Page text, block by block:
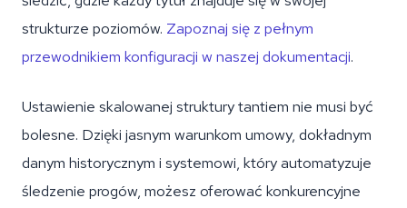
strukturze poziomów. Zapoznaj się z pełnym
przewodnikiem konfiguracji w naszej dokumentacji.
Ustawienie skalowanej struktury tantiem nie musi być
bolesne. Dzięki jasnym warunkom umowy, dokładnym
danym historycznym i systemowi, który automatyzuje
śledzenie progów, możesz oferować konkurencyjne